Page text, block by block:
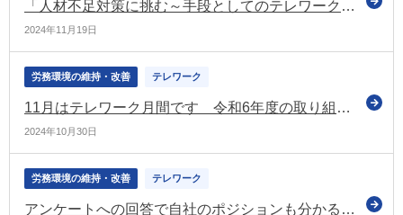
「人材不足対策に挑む～手段としてのテレワーク～」の動画を公開（厚労省／テレワーク総合ポータル）
2024年11月19日
労務環境の維持・改善 テレワーク
11月はテレワーク月間です 令和6年度の取り組みなどを公表（厚労省など）
2024年10月30日
労務環境の維持・改善 テレワーク
アンケートへの回答で自社のポジションも分かる！ 働きがい・働きやすさ増進への取り組み調査を実施（一般社団法人日本テレワーク協会）